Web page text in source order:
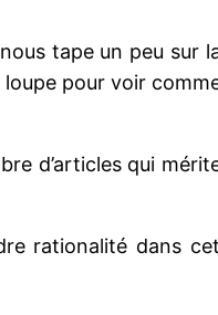
tape un peu sur
pour voir
d’articles qui
rationalité dans